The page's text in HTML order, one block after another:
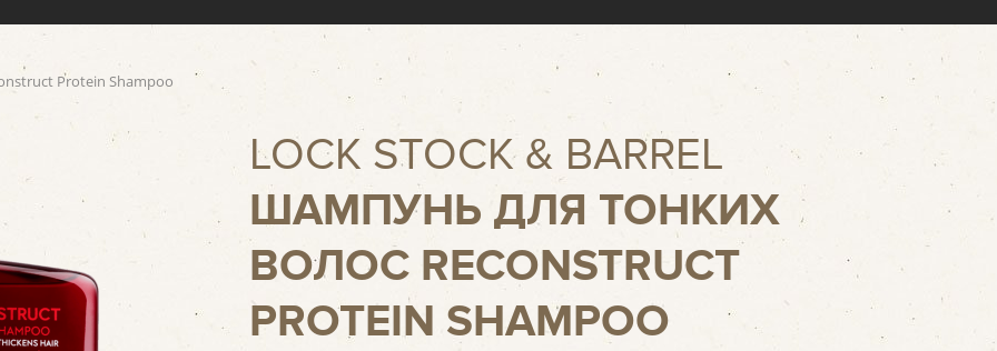
Protein Shampoo
LOCK STOCK & BARREL
ШАМПУНЬ ДЛЯ ТОНКИХ
ВОЛОС RECONSTRUCT
PROTEIN SHAMPOO